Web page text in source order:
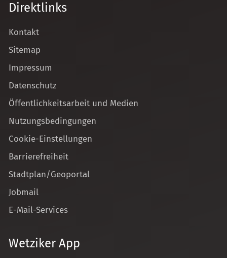
Direktlinks
Kontakt
Sitemap
Impressum
Datenschutz
Öffentlichkeitsarbeit und Medien
Nutzungsbedingungen
Cookie-Einstellungen
Barrierefreiheit
Stadtplan/Geoportal
Jobmail
E-Mail-Services
Wetziker App